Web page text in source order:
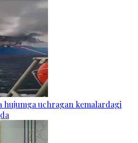
hujumga uchragan kemalardagi